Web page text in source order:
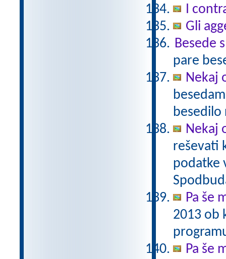
I
Gli
Besede
pare
Nekaj
besedilo
Nekaj
reševati
podatke
Pa še
2013 ob
Pa še